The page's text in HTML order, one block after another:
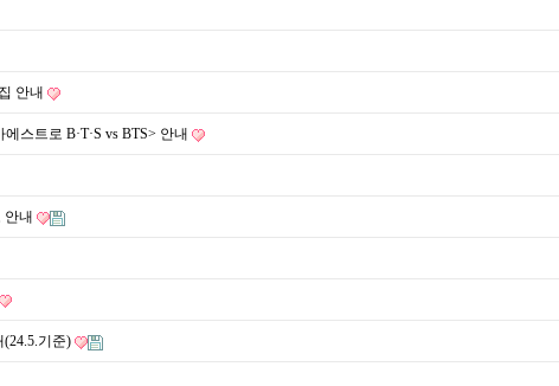
안내
스트로 B·T·S vs BTS> 안내
안내
기준)